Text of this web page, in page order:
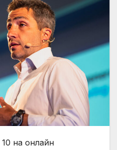
на онлайн